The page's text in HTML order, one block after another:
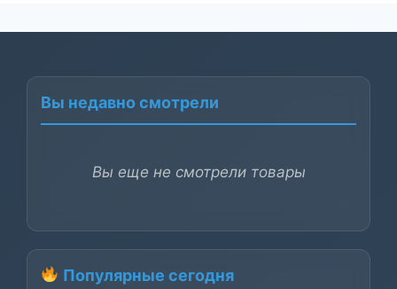
Вы недавно смотрели
Вы еще не смотрели товары
Популярные сегодня